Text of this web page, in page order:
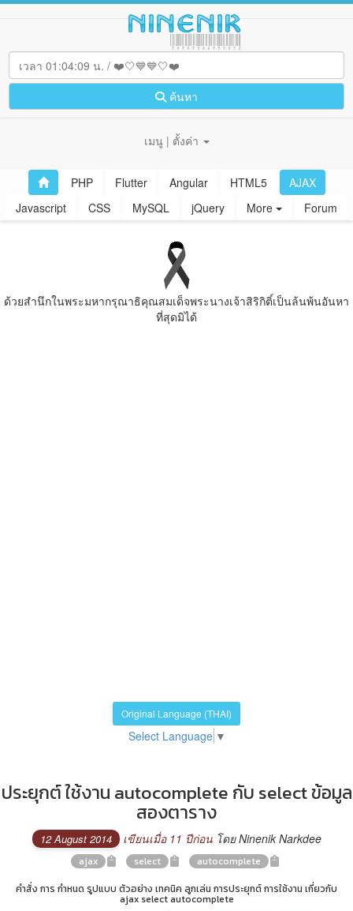
ค้นหา
เมนู | ตั้งค่า
PHP Flutter Angular HTML5
AJAX
Javascript
CSS MySQL jQuery More Forum
ด้วยสํานึกในพระมหากรุณาธิคุณสมเด็จพระนางเจ้าสิริกิติ์เป็นล้นพ้นอันหา
ที่สุดมิได้
Original Language (THAI)
Select Language ▼
ประยุกต์ ใช้งาน autocomplete กับ select ข้อมูล
สองตาราง
12 August 2014 เขียนเมื่อ 11 ปีก่อนโดย Ninenik Narkdee
ajax select
autocomplete
คำสั่ง การ กำหนด รูปแบบ ตัวอย่าง เทคนิค ลูกเล่น การประยุกต์ การใช้งาน เกี่ยวกับ
ajax select autocomplete